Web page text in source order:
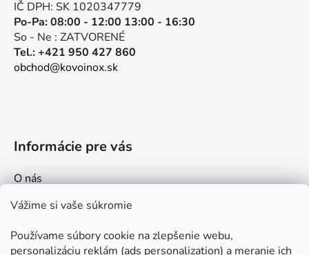
Vážime si vaše súkromie
Používame súbory cookie na zlepšenie webu,
personalizáciu reklám (ads personalization) a meranie ich
IČ DPH: SK 1020347779
Po-Pa: 08:00 - 12:00 13:00 - 16:30
So - Ne : ZATVORENÉ
Tel.: +421 950 427 860
obchod@kovoinox.sk
Informácie pre vás
O nás
Kontakt
Ako nakupovať